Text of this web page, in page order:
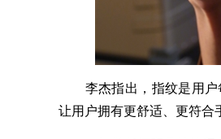
李杰指出，指纹是用户
让用户拥有更舒适、更符合